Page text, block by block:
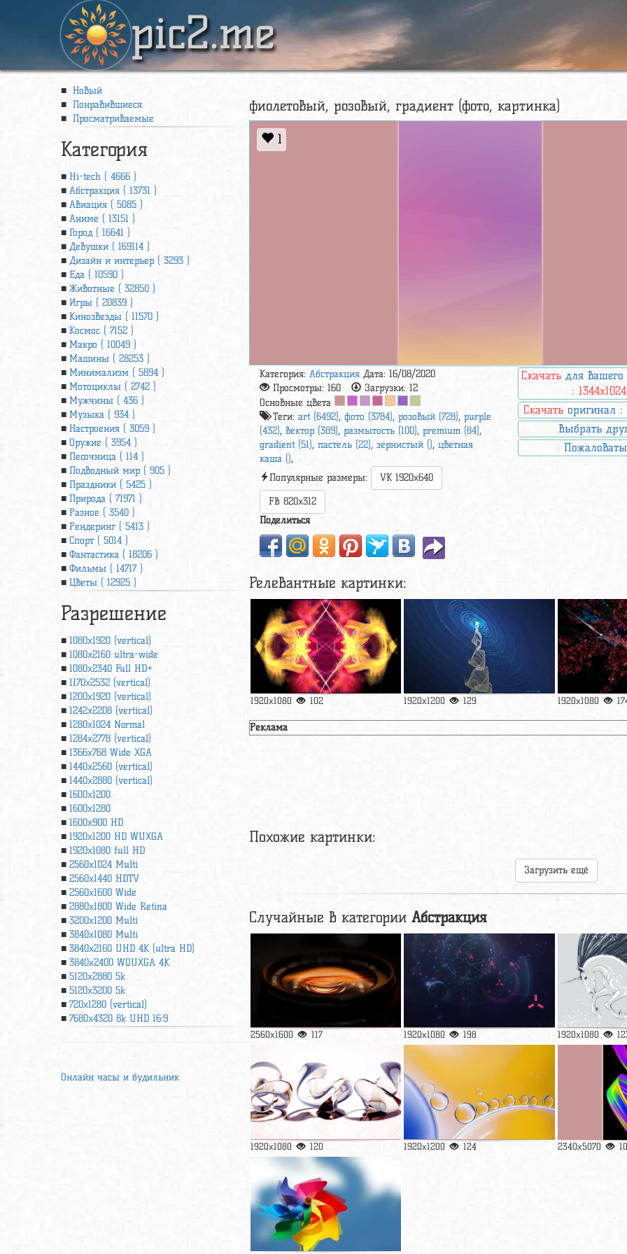
pic2.me
Новый
Понравившиеся
Просматриваемые
Категория
Hi-tech ( 4666 )
Абстракция ( 13731 )
Авиация ( 5085 )
Аниме ( 13151 )
Город ( 16641 )
Девушки ( 169114 )
Дизайн и интерьер ( 3293 )
Еда ( 10590 )
Животные ( 32850 )
Игры ( 20839 )
Кинозвезды ( 11570 )
Космос ( 7152 )
Макро ( 10049 )
Машины ( 28253 )
Минимализм ( 5894 )
Мотоциклы ( 2742 )
Мужчины ( 436 )
Музыка ( 934 )
Настроения ( 3059 )
Оружие ( 3954 )
Песочница ( 114 )
Подводный мир ( 905 )
Праздники ( 5425 )
Природа ( 71971 )
Разное ( 3540 )
Рендеринг ( 5413 )
Спорт ( 5014 )
Фантастика ( 18206 )
Фильмы ( 14717 )
Цветы ( 12925 )
Разрешение
1080x1920 (vertical)
1080x2160 ultra-wide
1080x2340 Full HD+
1170x2532 (vertical)
1200x1920 (vertical)
1242x2208 (vertical)
1280x1024 Normal
1284x2778 (vertical)
1366х768 Wide XGA
1440x2560 (vertical)
1440x2880 (vertical)
1600x1200
1600x1280
1600x900 HD
1920x1200 HD WUXGA
1920х1080 full HD
2560x1024 Multi
2560x1440 HDTV
2560x1600 Wide
2880x1800 Wide Retina
3200x1200 Multi
3840x1080 Multi
3840x2160 UHD 4К (ultra HD)
3840x2400 WQUXGA 4K
5120x2880 5k
5120x3200 5k
720x1280 (vertical)
7680x4320 8k UHD 16:9
Онлайн часы и будильник
фиолетовый, розовый, градиент (фото, картинка)
1
Категория:Абстракция Дата: 16/08/2020
Просмотры:160 Загрузки:12
Основные цвета
Теги:art (6492),фото (3784),розовый (728),purple
(432),вектор (389),размытость (100),premium (84),
gradient (51),пастель (22),зернистый (),цветная
каша (),
Популярные размеры:
VK 1920x640
FB 820x312
Скачать для
:1344x1024
Скачать оригинал :
Выбрать
Поделиться
Релевантные картинки:
1920x1080 102 1920x1200 129 1920x1080
Реклама
Похожие картинки:
Загрузить ещё
Случайные в категорииАбстракция
2560x1600 117 1920x1080 198 1920x1080
1920x1080 120 1920x1200 124 2340x5070